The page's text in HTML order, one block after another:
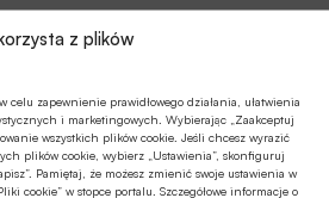
z plików
celu zapewnienie prawidłowego działania, ułatwienia
i marketingowych. Wybierając „Zaakceptuj
wszystkich plików cookie. Jeśli chcesz wyrazić
plików cookie, wybierz „Ustawienia”, skonfiguruj
Pamiętaj, że możesz zmienić swoje ustawienia w
cookie” w stopce portalu. Szczegółowe informacje o